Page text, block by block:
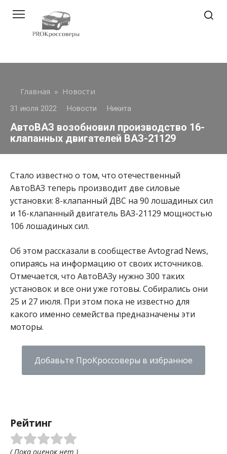
контенту
Главная » Новости
31 июля 2022 Новости Никита
АвтоВАЗ возобновил производство 16-
клапанных двигателей ВАЗ-21129
Стало известно о том, что отечественный
АвтоВАЗ теперь производит две силовые
установки: 8-клапанный ДВС на 90 лошадиных сил
и 16-клапанный двигатель ВАЗ-21129 мощностью
106 лошадиных сил.
Об этом рассказали в сообществе Avtograd News,
опираясь на информацию от своих источников.
Отмечается, что АвтоВАЗу нужно 300 таких
установок и все они уже готовы. Собирались они
25 и 27 июля. При этом пока не известно для
какого именно семейства предназначены эти
моторы.
Добавьте ПроКроссоверы в избранное
Рейтинг
( Пока оценок нет )